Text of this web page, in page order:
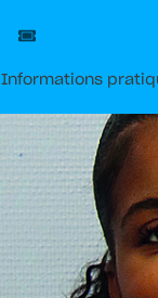
Informations